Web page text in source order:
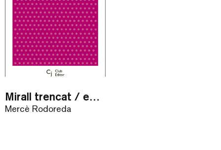
Mirall trencat / eBook
Mercè Rodoreda